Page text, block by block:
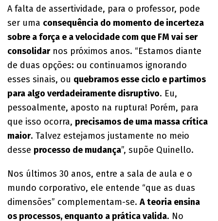
A falta de assertividade, para o professor, pode
ser uma consequência do momento de incerteza
sobre a força e a velocidade com que FM vai ser
consolidarnos próximos anos. “Estamos diante
de duas opções: ou continuamos ignorando
esses sinais, ou quebramos esse ciclo e partimos
para algo verdadeiramente disruptivo. Eu,
pessoalmente, aposto na ruptura! Porém, para
que isso ocorra, precisamos de uma massa crítica
maior. Talvez estejamos justamente no meio
desse processo de mudança”, supõe Quinello.
Nos últimos 30 anos, entre a sala de aula e o
mundo corporativo, ele entende “que as duas
dimensões” complementam-se.A teoria ensina
os processos, enquanto a prática valida. No